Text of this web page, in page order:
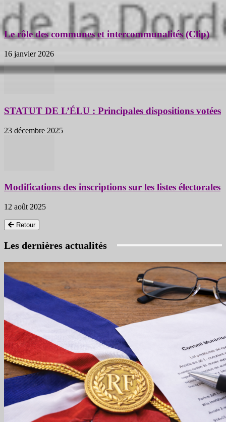
Le rôle des communes et intercommunalités (Clip)
16 janvier 2026
STATUT DE L’ÉLU : Principales dispositions votées
23 décembre 2025
Modifications des inscriptions sur les listes électorales
12 août 2025
Retour
Les dernières actualités